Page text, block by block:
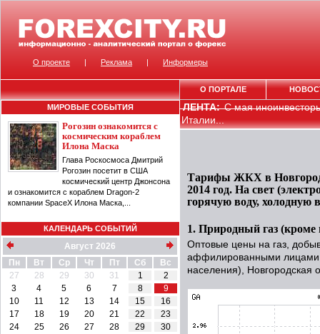
МИРОВЫЕ СОБЫТИЯ
Рогозин ознакомится с
космическим кораблем
Илона Маска
Глава Роскосмоса Дмитрий
Рогозин посетит в США
космический центр Джонсона
и ознакомится с кораблем Dragon-2
компании SpaceX Илона Маска,...
КАЛЕНДАРЬ СОБЫТИЙ
Август 2026
Пн
Вт Ср Чт Пт Сб
Вс
27
28 29 30 31 1
2
3
4 5 6 7 8
9
10
11 12 13 14 15
16
17
18 19 20 21 22
23
24
25 26 27 28 29
30
ЛЕНТА:С мая
Италии...
Тарифы ЖКХ в
2014 год. На свет
горячую воду, холодную
1. Природный газ (кроме
Оптовые цены на газ,
аффилированными
населения), Новгородская
О проекте | Реклама | Информеры
О ПОРТАЛЕ